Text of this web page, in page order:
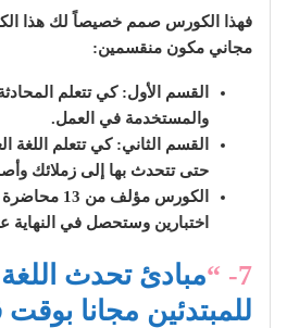
فهذا الكورس صمم خصيصاً لك هذا
مجاني مكون منقسمين:
القسم الأول: كي تتعلم
والمستخدمة في العمل.
القسم الثاني: كي تتعلم اللغة
حتى تتحدث بها إلى زملائك
الكورس مؤلف
اختبارين وستحصل في
7- “
مبادئ تحدث اللغة
للمبتدئين مجانا بوقت